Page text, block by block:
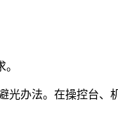
光办法。在操控台、